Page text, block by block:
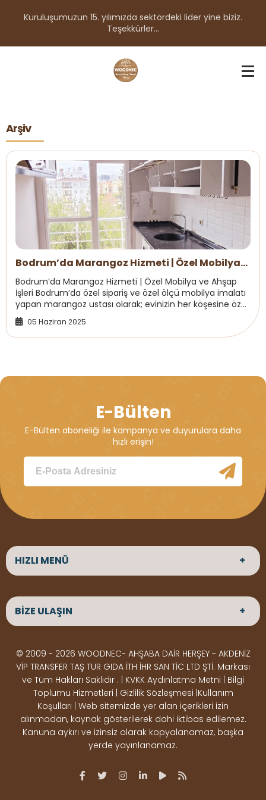
Kuruluşumuzun 15. yılımızda sektördeki lider yine biziz.
Teşekkürler...
Arşiv
Bodrum’da Marangoz Hizmeti | Özel Mobilya
ve Ahşap İşleri
Bodrum’da Marangoz Hizmeti | Özel Mobilya ve Ahşap
İşleri Bodrum’da özel sipariş ve özel ölçü mobilya imalatı
yapan marangoz ustası olarak; evinizin her köşesine özel
çözümler sunuyoruz.
05 Haziran 2025
E-Bülten
E-Bülten aboneliği ile kampanya ve duyurulara daha
hızlı erişin!
HIZLI MENÜ
ANASAYFA
HAKKIMIZDA
ÜRÜNLER
Çeşitlerimiz
Çeşitlerimiz
Kereste
Çeşitlerimiz
Ahşap
Pergole
Ürünler
Deck Montaj
Ahşap
Dekorasyon
OSB,
BİZE ULAŞIN
BİZE ULAŞIN
Altınkale mah Osmangazi cad. no 355 Döşemealtı
Antalya
ÇALIŞMA SAATLERİ
Hafta içi : Haftaiçi 09:00 - 18:00
Hafta sonu : Cumartesi 10:00 - 15:00
İLETİŞİM
© 2009 - 2026 WOODNEC- AHŞABA DAİR HERŞEY - AKDENİZ
VİP TRANSFER TAŞ TUR GIDA İTH İHR SAN TİC LTD ŞTİ. Markası
ve Tüm Hakları Saklıdır . | KVKK Aydınlatma Metni | Bilgi
Toplumu Hizmetleri | Gizlilik Sözleşmesi |Kullanım
Koşulları | Web sitemizde yer alan içerikleri izin
alınmadan, kaynak gösterilerek dahi iktibas edilemez.
Kanuna aykırı ve izinsiz olarak kopyalanamaz, başka
yerde yayınlanamaz.